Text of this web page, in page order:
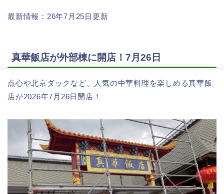
最新情報：26年7月25日更新
真華飯店が外部棟に開店！7月26日
点心や北京ダックなど、人気の中華料理を楽しめる真華飯
店が2026年7月26日開店！